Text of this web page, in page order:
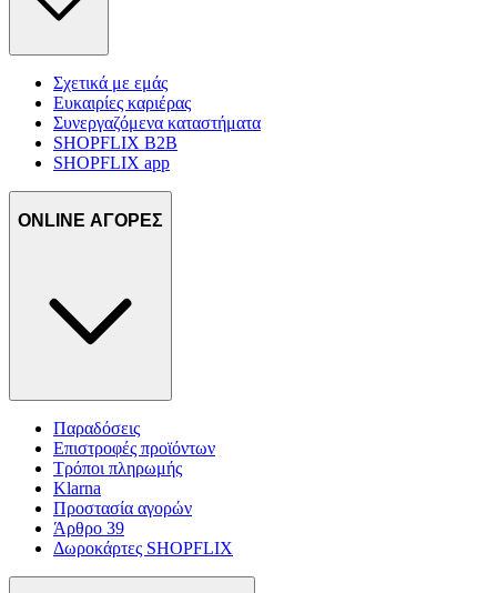
Σχετικά με εμάς
Ευκαιρίες καριέρας
Συνεργαζόμενα καταστήματα
SHOPFLIX B2B
SHOPFLIX app
ONLINE ΑΓΟΡΕΣ
Παραδόσεις
Επιστροφές προϊόντων
Τρόποι πληρωμής
Klarna
Προστασία αγορών
Άρθρο 39
Δωροκάρτες SHOPFLIX